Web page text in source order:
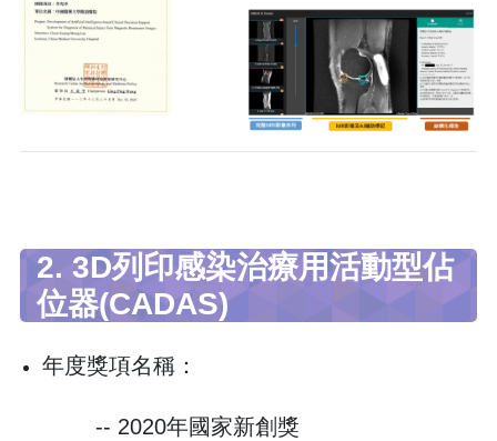
2. 3D列印感染治療用活動型佔
位器(CADAS)
年度獎項名稱：
-- 2020年國家新創獎